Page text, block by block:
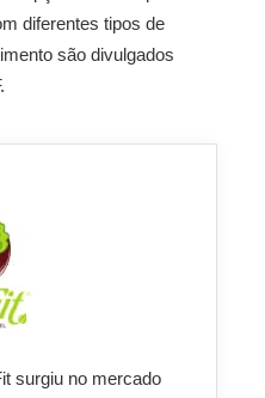
diferentes tipos de
são divulgados
surgiu no mercado